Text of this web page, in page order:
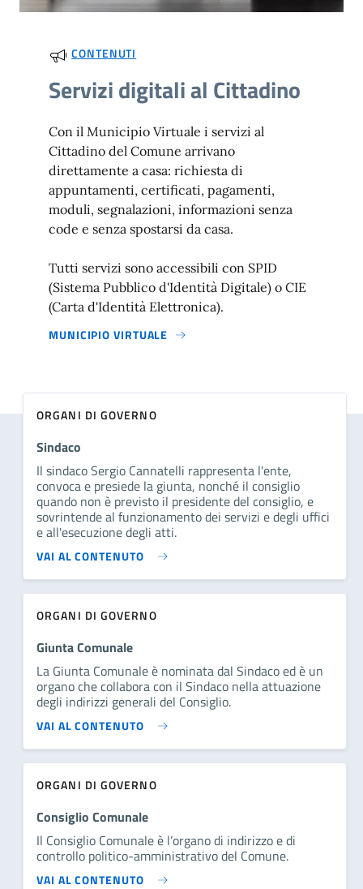
CONTENUTI
Servizi digitali al Cittadino
Con il Municipio Virtuale i servizi al
Cittadino del Comune arrivano
direttamente a casa: richiesta di
appuntamenti, certificati, pagamenti,
moduli, segnalazioni, informazioni senza
code e senza spostarsi da casa.
Tutti servizi sono accessibili con SPID
(Sistema Pubblico d'Identità Digitale) o CIE
(Carta d'Identità Elettronica).
MUNICIPIO VIRTUALE
ORGANI DI GOVERNO
Sindaco
Il sindaco Sergio Cannatelli rappresenta l'ente,
convoca e presiede la giunta, nonché il consiglio
quando non è previsto il presidente del consiglio, e
sovrintende al funzionamento dei servizi e degli uffici
e all'esecuzione degli atti.
VAI AL CONTENUTO
ORGANI DI GOVERNO
Giunta Comunale
La Giunta Comunale è nominata dal Sindaco ed è un
organo che collabora con il Sindaco nella attuazione
degli indirizzi generali del Consiglio.
VAI AL CONTENUTO
ORGANI DI GOVERNO
Consiglio Comunale
Il Consiglio Comunale è l’organo di indirizzo e di
controllo politico-amministrativo del Comune.
VAI AL CONTENUTO